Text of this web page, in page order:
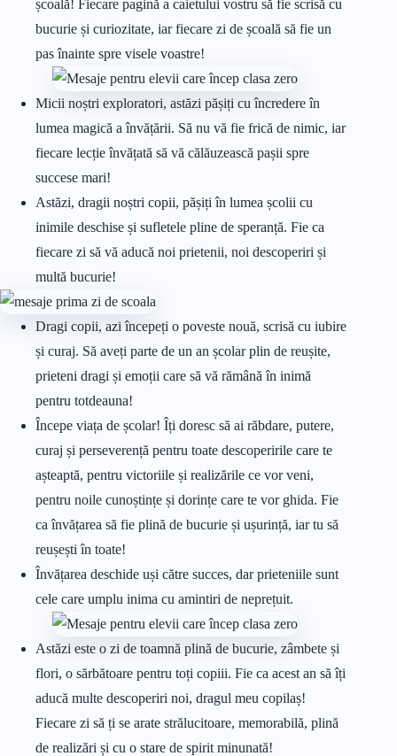
școală! Fiecare pagină a caietului vostru să fie scrisă cu
bucurie și curiozitate, iar fiecare zi de școală să fie un
pas înainte spre visele voastre!
Micii noștri exploratori, astăzi pășiți cu încredere în
lumea magică a învățării. Să nu vă fie frică de nimic, iar
fiecare lecție învățată să vă călăuzească pașii spre
succese mari!
Astăzi, dragii noștri copii, pășiți în lumea școlii cu
inimile deschise și sufletele pline de speranță. Fie ca
fiecare zi să vă aducă noi prietenii, noi descoperiri și
multă bucurie!
Dragi copii, azi începeți o poveste nouă, scrisă cu iubire
și curaj. Să aveți parte de un an școlar plin de reușite,
prieteni dragi și emoții care să vă rămână în inimă
pentru totdeauna!
Începe viața de școlar! Îți doresc să ai răbdare, putere,
curaj și perseverență pentru toate descoperirile care te
așteaptă, pentru victoriile și realizările ce vor veni,
pentru noile cunoștințe și dorințe care te vor ghida. Fie
ca învățarea să fie plină de bucurie și ușurință, iar tu să
reușești în toate!
Învățarea deschide uși către succes, dar prieteniile sunt
cele care umplu inima cu amintiri de neprețuit.
Astăzi este o zi de toamnă plină de bucurie, zâmbete și
flori, o sărbătoare pentru toți copiii. Fie ca acest an să îți
aducă multe descoperiri noi, dragul meu copilaș!
Fiecare zi să ți se arate strălucitoare, memorabilă, plină
de realizări și cu o stare de spirit minunată!